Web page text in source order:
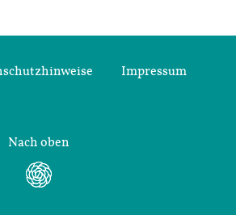
Impressum
Nach oben